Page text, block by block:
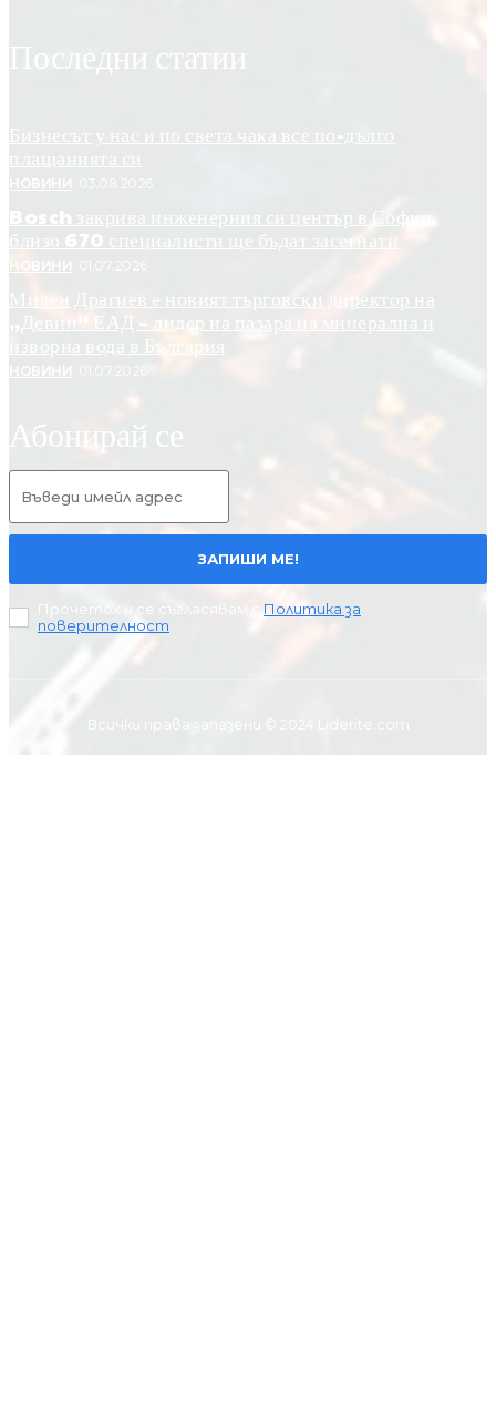
Последни статии
Бизнесът у нас и по света чака все по-дълго
НОВИНИ
Bosch закрива инженерния си център в София,
близо 670 специалисти ще бъдат засегнати
НОВИНИ
Милен Драгиев е новият търговски директор на
„Девин“ ЕАД – лидер на пазара на минерална и
изворна вода в България
Абонирай се
ЗАПИШИ МЕ!
Прочетох и се съгласявам с Политика за
поверителност
Всички права запазени © 2024 Liderite.com